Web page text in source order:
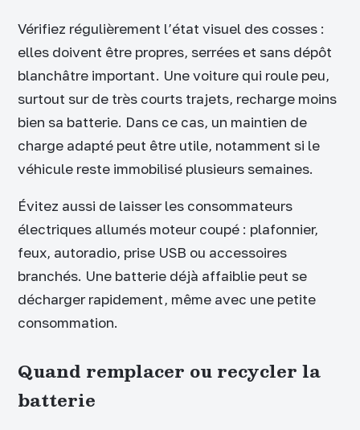
Vérifiez régulièrement l’état visuel des cosses :
elles doivent être propres, serrées et sans dépôt
blanchâtre important. Une voiture qui roule peu,
surtout sur de très courts trajets, recharge moins
bien sa batterie. Dans ce cas, un maintien de
charge adapté peut être utile, notamment si le
véhicule reste immobilisé plusieurs semaines.
Évitez aussi de laisser les consommateurs
électriques allumés moteur coupé : plafonnier,
feux, autoradio, prise USB ou accessoires
branchés. Une batterie déjà affaiblie peut se
décharger rapidement, même avec une petite
consommation.
Quand remplacer ou recycler la
batterie